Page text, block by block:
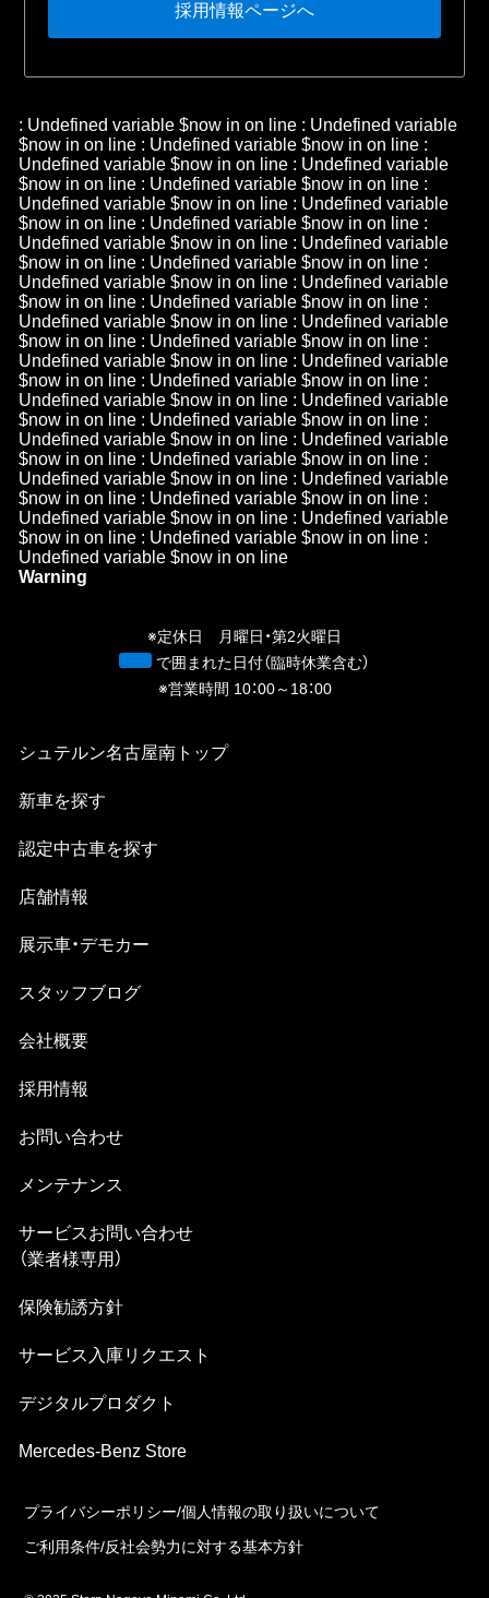
採⽤情報ページへ
: Undefined variable $now inon line : Undefined variable
$now inon line : Undefined variable $now inon line :
Undefined variable $now inon line : Undefined variable
$now inon line : Undefined variable $now inon line :
Undefined variable $now inon line : Undefined variable
$now inon line : Undefined variable $now inon line :
Undefined variable $now inon line : Undefined variable
$now inon line : Undefined variable $now inon line :
Undefined variable $now inon line : Undefined variable
$now inon line : Undefined variable $now inon line :
Undefined variable $now inon line : Undefined variable
$now inon line : Undefined variable $now inon line :
Undefined variable $now inon line : Undefined variable
$now inon line : Undefined variable $now inon line :
Undefined variable $now inon line : Undefined variable
$now inon line : Undefined variable $now inon line :
Undefined variable $now inon line : Undefined variable
$now inon line : Undefined variable $now inon line :
Undefined variable $now inon line : Undefined variable
$now inon line : Undefined variable $now inon line :
Undefined variable $now inon line : Undefined variable
$now inon line : Undefined variable $now inon line :
Undefined variable $now inon line
Warning
※定休日 月曜日・第2火曜日
青
で囲まれた日付（臨時休業含む）
※営業時間 10：00～18：00
シュテルン名古屋南 トップ
新⾞を探す
認定中古⾞を探す
店舗情報
展示車・デモカー
スタッフブログ
会社概要
採⽤情報
お問い合わせ
メンテナンス
サービスお問い合わせ
（業者様専⽤）
保険勧誘方針
サービス⼊庫リクエスト
デジタルプロダクト
Mercedes-Benz Store
プライバシーポリシー/個⼈情報の取り扱いについて
ご利⽤条件/反社会勢⼒に対する基本⽅針